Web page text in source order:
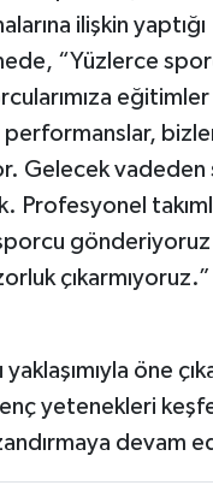
ilişkin yaptığı
“Yüzlerce
Gelecek vadeden
Profesyonel
gönderiyoruz
öne
yetenekleri
devam